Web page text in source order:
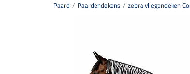
Paard Paardendekens zebra vliegendeken